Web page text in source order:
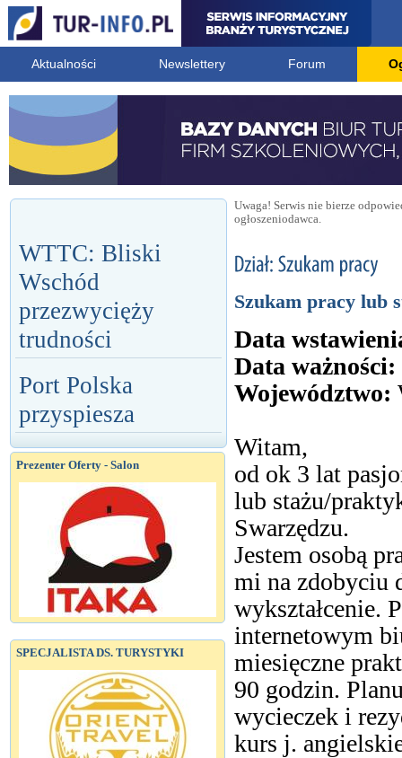
Aktualności Newslettery Forum
WTTC: Bliski
Wschód
przezwycięży
trudności
Port Polska
przyspiesza
Prezenter Oferty - Salon
SPECJALISTA DS. TURYSTYKI
Uwaga! Serwis nie bierze
ogłoszeniodawca.
Szukam pracy lub
Data
Data ważności:
Województwo:
Witam,
od ok 3 lat
lub stażu/
Swarzędzu.
Jestem osobą
mi na zdobyciu
wykształcenie.
internetowym
miesięczne
90 godzin.
wycieczek i
kurs j.